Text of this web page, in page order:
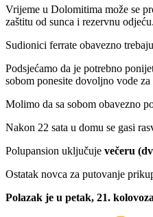
Vrijeme u Dolomitima može se
zaštitu od sunca i rezervnu odjeću.
Sudionici ferrate obavezno
Podsjećamo da je potrebno
sobom ponesite dovoljno vode
Molimo da sa sobom obavezno
Nakon 22 sata u domu se gasi
Polupansion uključuje večeru
Ostatak novca za putovanje
Polazak je u petak, 21.